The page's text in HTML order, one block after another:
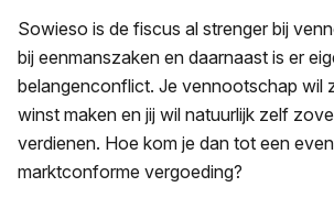
Sowieso is de fiscus al strenger bij
bij eenmanszaken en daarnaast is er
belangenconflict. Je vennootschap wil
winst maken en jij wil natuurlijk zelf
verdienen. Hoe kom je dan tot een
marktconforme vergoeding?